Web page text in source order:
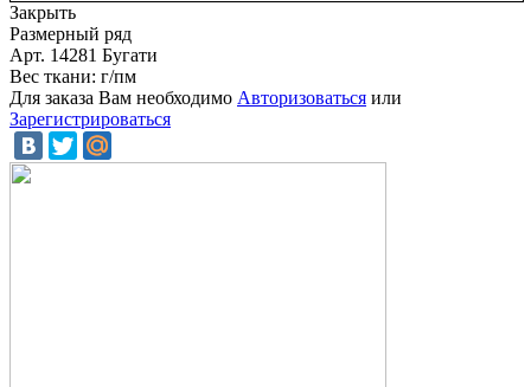
Закрыть
Размерный ряд
Арт. 14281 Бугати
Вес ткани: г/пм
Для заказа Вам необходимо Авторизоваться или
Зарегистрироваться